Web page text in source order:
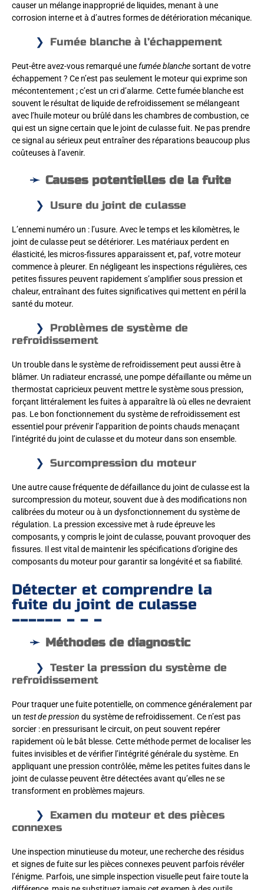
causer un mélange inapproprié de liquides, menant à une
corrosion interne et à d’autres formes de détérioration mécanique.
Fumée blanche à l’échappement
Peut-être avez-vous remarqué unefumée blanchesortant de votre
échappement ? Ce n’est pas seulement le moteur qui exprime son
mécontentement ; c’est un cri d’alarme. Cette fumée blanche est
souvent le résultat de liquide de refroidissement se mélangeant
avec l’huile moteur ou brûlé dans les chambres de combustion, ce
qui est un signe certain que le joint de culasse fuit. Ne pas prendre
ce signal au sérieux peut entraîner des réparations beaucoup plus
coûteuses à l’avenir.
Causes potentielles de la fuite
Usure du joint de culasse
L’ennemi numéro un : l’usure. Avec le temps et les kilomètres, le
joint de culasse peut se détériorer. Les matériaux perdent en
élasticité, les micros-fissures apparaissent et, paf, votre moteur
commence à pleurer. En négligeant les inspections régulières, ces
petites fissures peuvent rapidement s’amplifier sous pression et
chaleur, entraînant des fuites significatives qui mettent en péril la
santé du moteur.
Problèmes de système de
refroidissement
Un trouble dans le système de refroidissement peut aussi être à
blâmer. Un radiateur encrassé, une pompe défaillante ou même un
thermostat capricieux peuvent mettre le système sous pression,
forçant littéralement les fuites à apparaître là où elles ne devraient
pas. Le bon fonctionnement du système de refroidissement est
essentiel pour prévenir l’apparition de points chauds menaçant
l’intégrité du joint de culasse et du moteur dans son ensemble.
Surcompression du moteur
Une autre cause fréquente de défaillance du joint de culasse est la
surcompression du moteur, souvent due à des modifications non
calibrées du moteur ou à un dysfonctionnement du système de
régulation. La pression excessive met à rude épreuve les
composants, y compris le joint de culasse, pouvant provoquer des
fissures. Il est vital de maintenir les spécifications d’origine des
composants du moteur pour garantir sa longévité et sa fiabilité.
Détecter et comprendre la
fuite du joint de culasse
Méthodes de diagnostic
Tester la pression du système de
refroidissement
Pour traquer une fuite potentielle, on commence généralement par
un test de pression du système de refroidissement. Ce n’est pas
sorcier : en pressurisant le circuit, on peut souvent repérer
rapidement où le bât blesse. Cette méthode permet de localiser les
fuites invisibles et de vérifier l’intégrité générale du système. En
appliquant une pression contrôlée, même les petites fuites dans le
joint de culasse peuvent être détectées avant qu’elles ne se
transforment en problèmes majeurs.
Examen du moteur et des pièces
connexes
Une inspection minutieuse du moteur, une recherche des résidus
et signes de fuite sur les pièces connexes peuvent parfois révéler
l’énigme. Parfois, une simple inspection visuelle peut faire toute la